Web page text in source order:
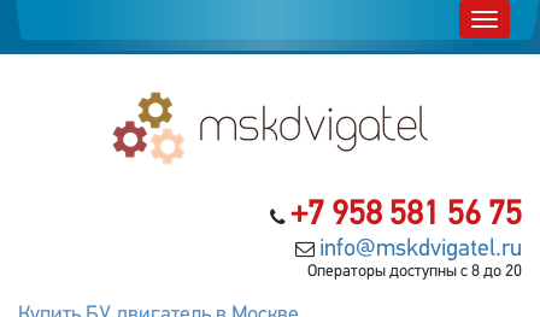
+7 958 581 56 75
info@mskdvigatel.ru
Операторы доступны с 8 до 20